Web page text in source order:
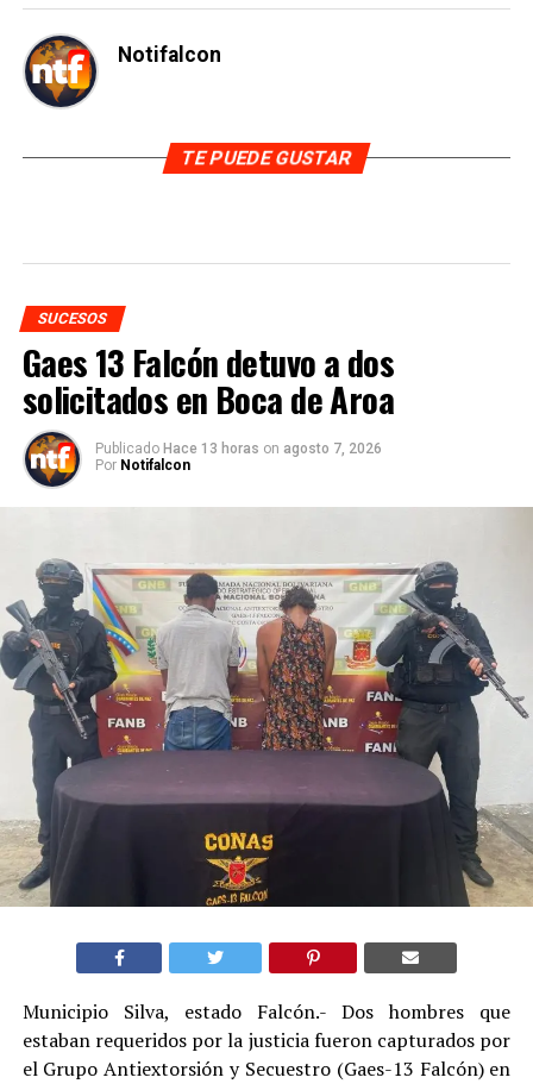
Notifalcon
TE PUEDE GUSTAR
SUCESOS
Gaes 13 Falcón detuvo a dos
solicitados en Boca de Aroa
Publicado Hace 13 horas on agosto 7, 2026
Por Notifalcon
Municipio Silva, estado Falcón.- Dos hombres que
estaban requeridos por la justicia fueron capturados por
el Grupo Antiextorsión y Secuestro (Gaes-13 Falcón) en